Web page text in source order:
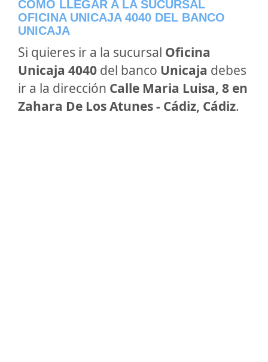
CÓMO LLEGAR A LA SUCURSAL
OFICINA UNICAJA 4040 DEL BANCO
UNICAJA
Si quieres ir a la sucursal Oficina
Unicaja 4040 del banco Unicaja debes
ir a la dirección Calle Maria Luisa, 8 en
Zahara De Los Atunes - Cádiz, Cádiz.